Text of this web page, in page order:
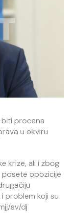
biti procena
u okviru
krize, ali i zbog
posete opozicije
problem koji su
sv/dj